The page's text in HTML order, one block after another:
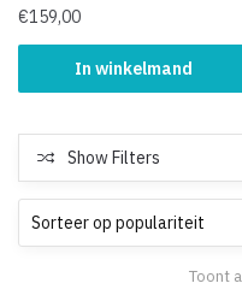
€159,00
In winkelmand
Show Filters
Toont